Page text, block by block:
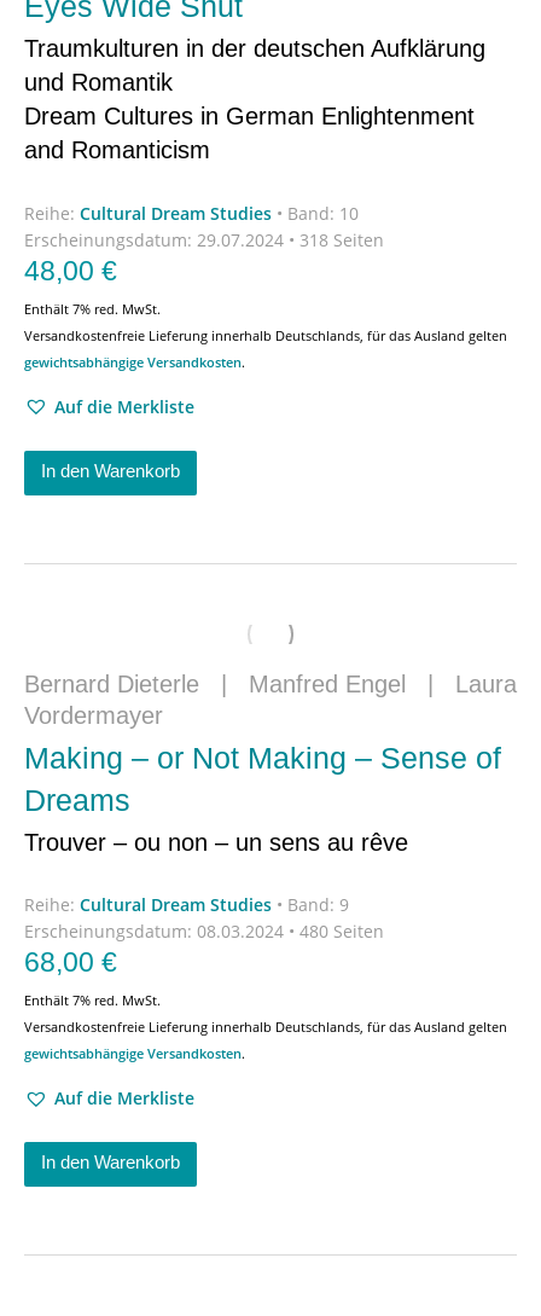
Traumkulturen in der deutschen Aufklärung
und Romantik
Dream Cultures in German Enlightenment
and Romanticism
Reihe: Cultural Dream Studies • Band: 10
Erscheinungsdatum: 29.07.2024 • 318 Seiten
48,00 €
Enthält 7% red. MwSt.
Versandkostenfreie Lieferung innerhalb Deutschlands, für das Ausland gelten
gewichtsabhängige Versandkosten.
Auf die Merkliste
In den Warenkorb
Bernard Dieterle | Manfred Engel | Laura
Vordermayer
Making – or Not Making – Sense of
Dreams
Trouver – ou non – un sens au rêve
Reihe: Cultural Dream Studies • Band: 9
Erscheinungsdatum: 08.03.2024 • 480 Seiten
68,00 €
Enthält 7% red. MwSt.
Versandkostenfreie Lieferung innerhalb Deutschlands, für das Ausland gelten
gewichtsabhängige Versandkosten.
Auf die Merkliste
In den Warenkorb